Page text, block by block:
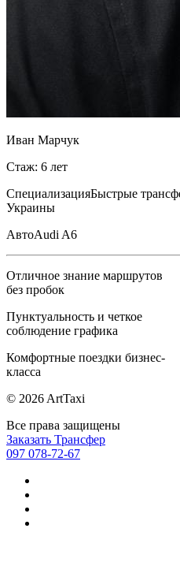
Иван Марчук
Стаж: 6 лет
СпециализацияБыстрые
Украины
АвтоAudi A6
Отличное знание маршрутов
без пробок
Пунктуальность и четкое
соблюдение графика
Комфортные поездки бизнес-
класса
© 2026 ArtTaxi
Все права защищены
Заказать Трансфер
097 078-72-67